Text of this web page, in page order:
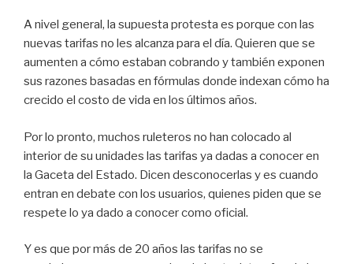
A nivel general, la supuesta protesta es porque con las
nuevas tarifas no les alcanza para el día. Quieren que se
aumenten a cómo estaban cobrando y también exponen
sus razones basadas en fórmulas donde indexan cómo ha
crecido el costo de vida en los últimos años.
Por lo pronto, muchos ruleteros no han colocado al
interior de su unidades las tarifas ya dadas a conocer en
la Gaceta del Estado. Dicen desconocerlas y es cuando
entran en debate con los usuarios, quienes piden que se
respete lo ya dado a conocer como oficial.
Y es que por más de 20 años las tarifas no se